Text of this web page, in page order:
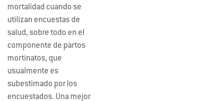
mortalidad cuando se
utilizan encuestas de
salud, sobre todo en el
componente de partos
mortinatos, que
usualmente es
subestimado por los
encuestados. Una mejor